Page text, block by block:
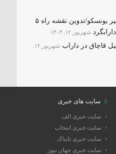
🔴دارابگرد فارس در مسیر یونسکو/تدوین نقشه راه ۵
شهریور ۱۲, ۱۴۰۳
شهریور ۱۲,
سایت های خبری
سایت خبری الف
سایت خبری انتخاب
سایت خبری تابناک
سایت خبری جهان نیوز